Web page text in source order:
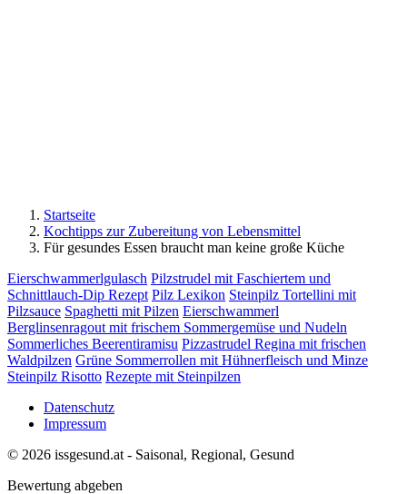
Startseite
Kochtipps zur Zubereitung von Lebensmittel
Für gesundes Essen braucht man keine große Küche
Eierschwammerlgulasch Pilzstrudel mit Faschiertem und
Schnittlauch-Dip Rezept Pilz Lexikon Steinpilz Tortellini mit
Pilzsauce Spaghetti mit Pilzen Eierschwammerl
Berglinsenragout mit frischem Sommergemüse und Nudeln
Sommerliches Beerentiramisu Pizzastrudel Regina mit frischen
Waldpilzen Grüne Sommerrollen mit Hühnerfleisch und Minze
Steinpilz Risotto Rezepte mit Steinpilzen
Datenschutz
Impressum
© 2026 issgesund.at - Saisonal, Regional, Gesund
Bewertung abgeben